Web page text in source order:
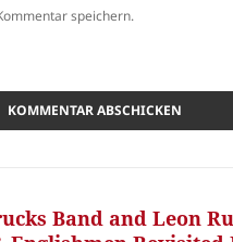
speichern.
Band and Leon